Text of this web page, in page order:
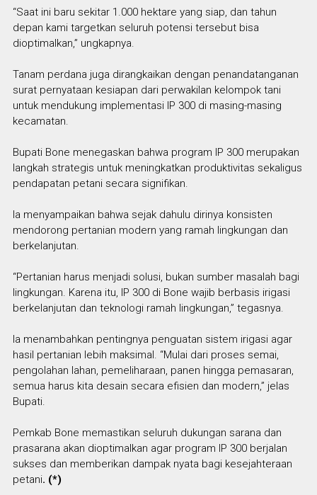
“Saat ini baru sekitar 1.000 hektare yang siap, dan tahun
depan kami targetkan seluruh potensi tersebut bisa
dioptimalkan,” ungkapnya.
Tanam perdana juga dirangkaikan dengan penandatanganan
surat pernyataan kesiapan dari perwakilan kelompok tani
untuk mendukung implementasi IP 300 di masing-masing
kecamatan.
Bupati Bone menegaskan bahwa program IP 300 merupakan
langkah strategis untuk meningkatkan produktivitas sekaligus
pendapatan petani secara signifikan.
Ia menyampaikan bahwa sejak dahulu dirinya konsisten
mendorong pertanian modern yang ramah lingkungan dan
berkelanjutan.
“Pertanian harus menjadi solusi, bukan sumber masalah bagi
lingkungan. Karena itu, IP 300 di Bone wajib berbasis irigasi
berkelanjutan dan teknologi ramah lingkungan,” tegasnya.
Ia menambahkan pentingnya penguatan sistem irigasi agar
hasil pertanian lebih maksimal. “Mulai dari proses semai,
pengolahan lahan, pemeliharaan, panen hingga pemasaran,
semua harus kita desain secara efisien dan modern,” jelas
Bupati.
Pemkab Bone memastikan seluruh dukungan sarana dan
prasarana akan dioptimalkan agar program IP 300 berjalan
sukses dan memberikan dampak nyata bagi kesejahteraan
petani. (*)